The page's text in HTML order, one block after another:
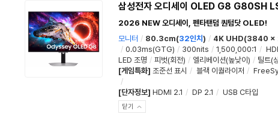
삼성전자 오디세이 OLED G8 G80SH
2026 NEW 오디세이, 펜타탠덤 퀀텀닷 OLED!
모니터 / 80.3cm(32인치 ) / 4K UHD(3840 x
/ 0.03ms(GTG) / 300nits / 1,500,000:1 /
LED 조명 / 피벗(회전) / 엘리베이션(높낮이) / 틸트(
[게임특화] 조준선 표시 / 블랙 이퀄라이저 /
/
[단자정보] HDMI 2.1 / DP 2.1 / USB C타입
닫기